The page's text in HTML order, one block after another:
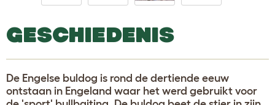
GESCHIEDENIS
De Engelse buldog is rond de dertiende eeuw
ontstaan in Engeland waar het werd gebruikt voor